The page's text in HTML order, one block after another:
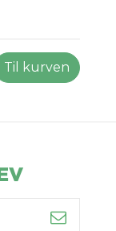
Til kurven